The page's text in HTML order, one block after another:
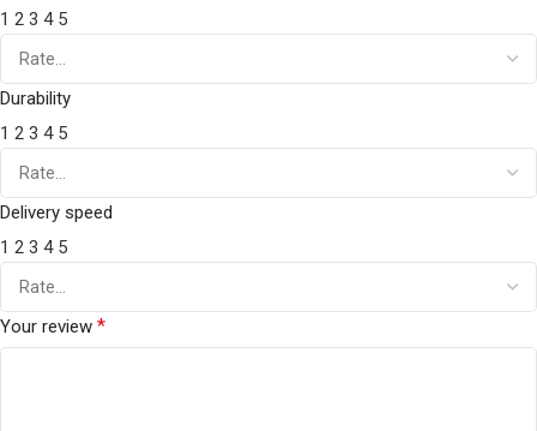
1 2 3 4 5
Durability
1 2 3 4 5
Delivery speed
1 2 3 4 5
Your review *